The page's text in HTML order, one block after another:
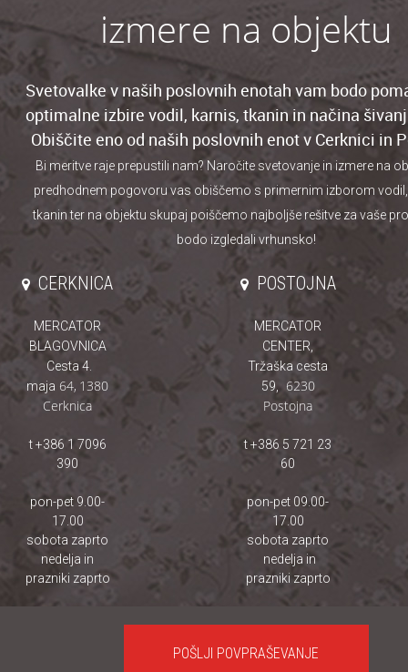
izmere na objektu
Svetovalke v naših poslovnih enotah vam bodo
optimalne izbire vodil, karnis, tkanin in načina
Obiščite eno od naših poslovnih enot v Cerknici in
Bi meritve raje prepustili nam? Naročite svetovanjein izmere na
predhodnem pogovoru vas obiščemo s primernim izborom
tkanin ter na objektu skupaj poiščemo najboljše rešitve za vaše
bodo izgledali vrhunsko!
CERKNICA
MERCATOR
BLAGOVNICA
Cesta 4.
maja 64, 1380
Cerknica
t +386 1 7096
390
pon-pet 9.00-
17.00
sobota zaprto
nedelja in
prazniki zaprto
POSTOJNA
MERCATOR
CENTER,
Tržaška cesta
59,
6230
Postojna
t +386 5 721 23
60
pon-pet 09.00-
17.00
sobota zaprto
nedelja in
prazniki zaprto
POŠLJI POVPRAŠEVANJE